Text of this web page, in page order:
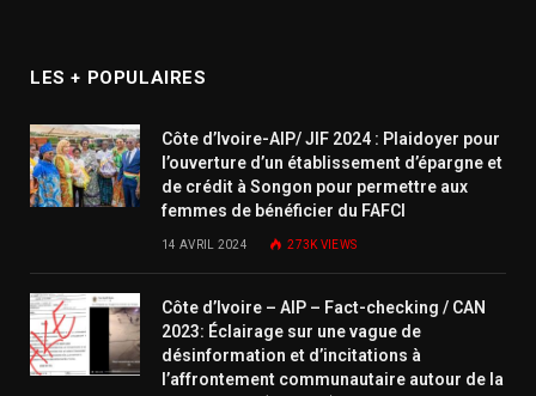
LES + POPULAIRES
Côte d’Ivoire-AIP/ JIF 2024 : Plaidoyer pour
l’ouverture d’un établissement d’épargne et
de crédit à Songon pour permettre aux
femmes de bénéficier du FAFCI
14 AVRIL 2024 273K VIEWS
Côte d’Ivoire – AIP – Fact-checking / CAN
2023: Éclairage sur une vague de
désinformation et d’incitations à
l’affrontement communautaire autour de la